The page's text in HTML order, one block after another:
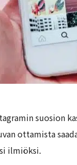
suosion
ottamista
ilmiöksi.